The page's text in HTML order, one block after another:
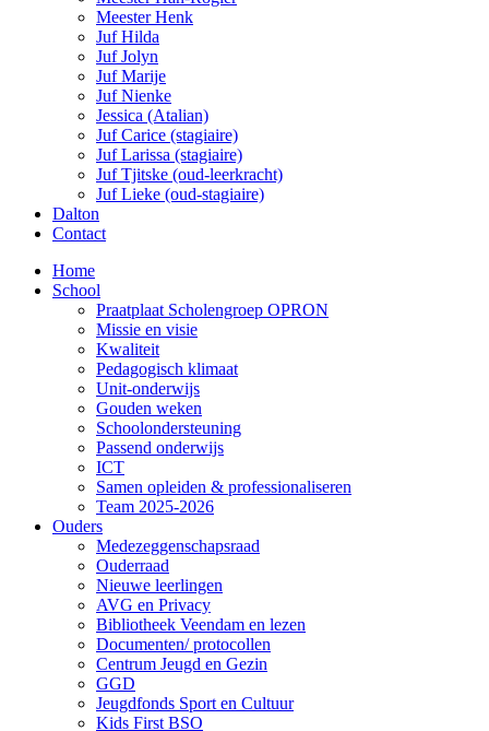
Meester Henk
Juf Hilda
Juf Jolyn
Juf Marije
Juf Nienke
Jessica (Atalian)
Juf Carice (stagiaire)
Juf Larissa (stagiaire)
Juf Tjitske (oud-leerkracht)
Juf Lieke (oud-stagiaire)
Dalton
Contact
Home
School
Praatplaat Scholengroep OPRON
Missie en visie
Kwaliteit
Pedagogisch klimaat
Unit-onderwijs
Gouden weken
Schoolondersteuning
Passend onderwijs
ICT
Samen opleiden & professionaliseren
Team 2025-2026
Ouders
Medezeggenschapsraad
Ouderraad
Nieuwe leerlingen
AVG en Privacy
Bibliotheek Veendam en lezen
Documenten/ protocollen
Centrum Jeugd en Gezin
GGD
Jeugdfonds Sport en Cultuur
Kids First BSO